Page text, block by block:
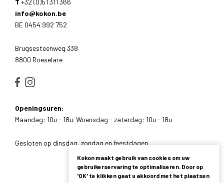
info@kokon.be
BE 0454 992 752
Brugsesteenweg 338
8800 Roeselare
Openingsuren:
Maandag: 10u - 18u. Woensdag - zaterdag: 10u - 18u
Gesloten op dinsdag, zondag en feestdagen.
Kokon maakt gebruik van cookies om uw
gebruikerservaring te optimaliseren. Door op
'OK' te klikken gaat u akkoord met het plaatsen